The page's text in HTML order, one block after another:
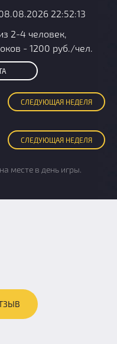
22:52:13
2-4 человек,
- 1200 руб./чел.
СЛЕДУЮЩАЯ НЕДЕЛЯ
СЛЕДУЮЩАЯ НЕДЕЛЯ
месте в день игры.